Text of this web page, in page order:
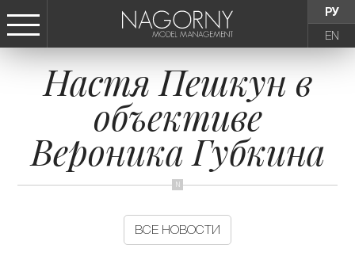
РУ
EN
СТАТЬ МОДЕЛЬЮ
ДЕВУШКИ
ТИНЕЙДЖЕРЫ
ДЕТИ
Настя Пешкун в
объективе
Вероника Губкина
ВСЕ НОВОСТИ